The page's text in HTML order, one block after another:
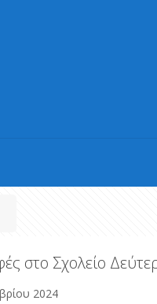
στο Σχολείο
2024